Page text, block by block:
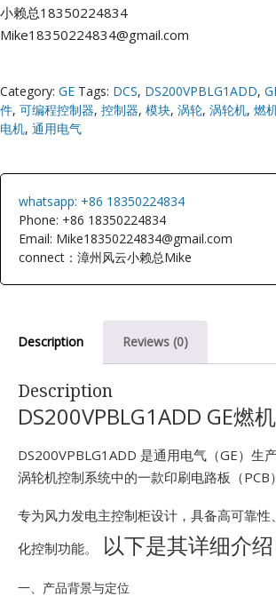
小赖总18350224834
Mike18350224834@gmail.com
Category: GE Tags: DCS, DS200VPBLG1ADD,
件, 可编程控制器, 控制器, 模块, 涡轮, 涡轮机, 燃
电机, 通用电气
whatsapp: +86 18350224834
Phone: +86 18350224834
Email: Mike18350224834@gmail.com
connect：漳州风云小赖总Mike
Description Reviews (0)
Description
DS200VPBLG1ADD GE燃
DS200VPBLG1ADD 是通用电气（GE）生
涡轮机控制系统中的一款印刷电路板（PCB
专为风力发电主控制柜设计，具备高可靠性
化控制功能。
以下是其详细介绍
一、产品背景与定位